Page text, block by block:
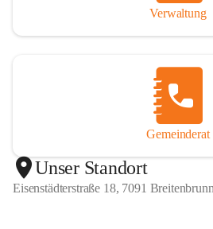
Verwaltung
Gemeinderat
Unser Standort
Eisenstädterstraße 18, 7091